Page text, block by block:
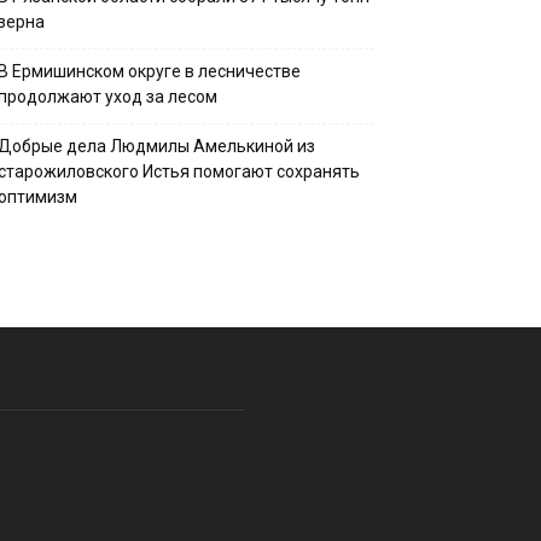
В Ермишинском округе в лесничестве
уход за лесом
Добрые дела Людмилы Амелькиной из
Истья помогают сохранять